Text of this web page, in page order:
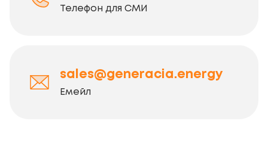
Телефон для СМИ
sales@generacia.energy
Емейл